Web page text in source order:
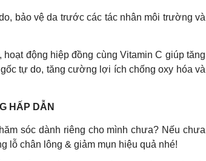
bảo vệ da trước các tác nhân môi trường và
động hiệp đồng cùng Vitamin C giúp tăng
tự do, tăng cường lợi ích chống oxy hóa và
HẤP DẪN
sóc dành riêng cho mình chưa? Nếu chưa
lỗ chân lông & giảm mụn hiệu quả nhé!